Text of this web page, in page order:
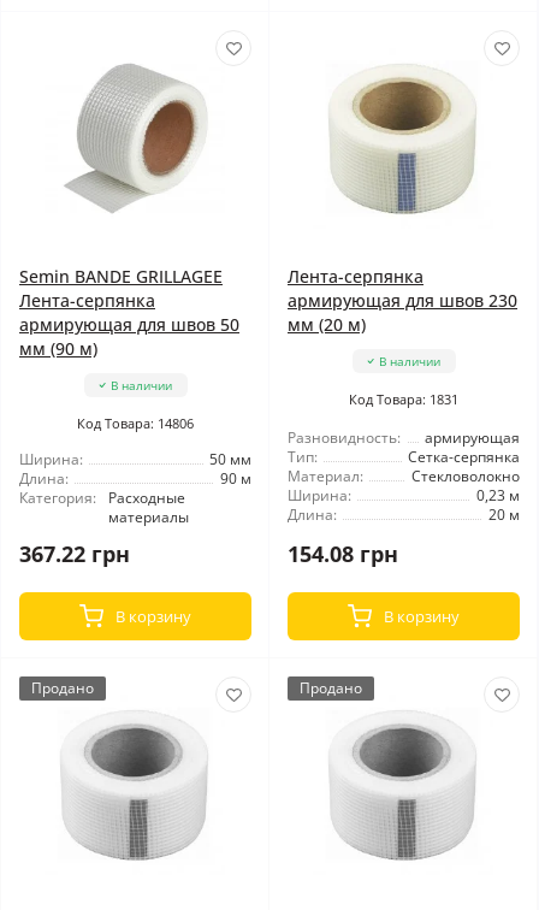
Semin BANDE GRILLAGEЕ
Лента-серпянка
армирующая для швов 50
мм (90 м)
В наличии
Код Товара: 14806
Ширина:
50 мм
Длина:
90 м
Категория:
Расходные
материалы
367.22 грн
В корзину
Лента-серпянка
армирующая для швов 230
мм (20 м)
В наличии
Код Товара: 1831
Разновидность:
армирующая
Тип:
Сетка-серпянка
Материал:
Стекловолокно
Ширина:
0,23 м
Длина:
20 м
154.08 грн
В корзину
Продано Продано